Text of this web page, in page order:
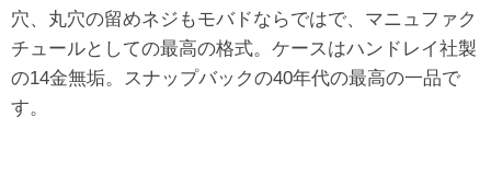
穴、丸穴の留めネジもモバドならではで、マニュファク
チュールとしての最高の格式。ケースはハンドレイ社製
の14金無垢。スナップバックの40年代の最高の一品で
す。